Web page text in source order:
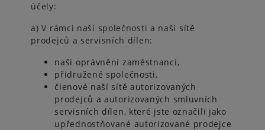
účely:
a) V rámci naší společnosti a naší sítě
prodejců a servisních dílen:
naši oprávnění zaměstnanci,
přidružené společnosti,
členové naší sítě autorizovaných
prodejců a autorizovaných smluvních
servisních dílen, které jste označili jako
upřednostňované autorizované prodejce